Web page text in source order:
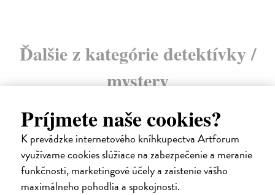
Príjmete naše cookies?
K prevádzke internetového kníhkupectva Artforum
využívame cookies slúžiace na zabezpečenie a meranie
funkčnosti, marketingové účely a zaistenie vášho
maximálneho pohodlia a spokojnosti.
Ďalšie z kategórie detektívky /
mystery